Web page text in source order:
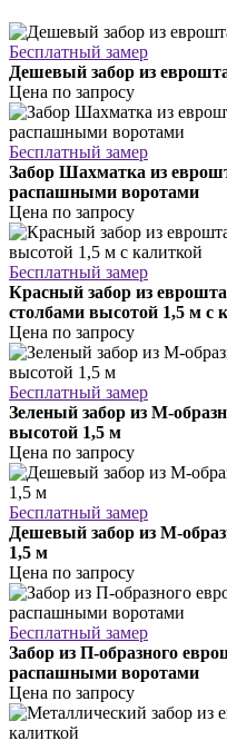
Бесплатный замер
Дешевый забор из
Цена по запросу
Бесплатный замер
Забор Шахматка из
распашными воротами
Цена по запросу
Бесплатный замер
Красный забор из
столбами высотой 1,5 м с
Цена по запросу
Бесплатный замер
Зеленый забор из М-
высотой 1,5 м
Цена по запросу
Бесплатный замер
Дешевый забор из М-
1,5 м
Цена по запросу
Бесплатный замер
Забор из П-образного
распашными воротами
Цена по запросу